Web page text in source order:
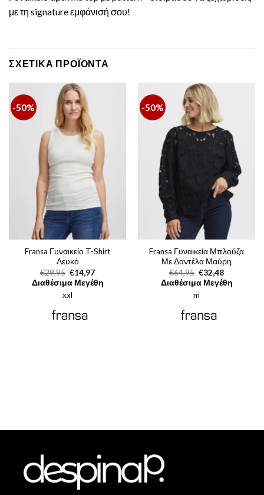
με τη signature εμφάνισή σου!
ΣΧΕΤΙΚΆ ΠΡΟΪΌΝΤΑ
-50%
Fransa Γυναικείο T-Shirt
Λευκό
€29,95 Original
price
was:
€29,95.
€14,97Η
τρέχουσα
τιμή
Διαθέσιμα Μεγέθη
xxl
-50%
Fransa Γυναικεία Μπλούζα
Με Δαντέλα Μαύρη
€64,95 Original
price
was:
€64,95.
€32,48Η
τρέχουσα
τιμή
Διαθέσιμα Μεγέθη
m